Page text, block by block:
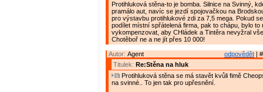
Protihluková stěna-to je bomba. Silnice na Svinný,
pramálo aut, navíc se jezdí spojovačkou na
pro výstavbu protihlukové zdi za 7,5 mega. Pokud
podílet místní spřátelená firma, pak to chápu, bylo to
vykompenzovat, aby CHládek a Tintěra nevyžral
Chotěboř ne a ne jít přes 10 000!
odpovědět |
Autor: Agent
Titulek: Re:Stěna na hluk
Protihluková stěna se má stavět kvůli fimě
na svinné.. To jen tak pro upřesnění.